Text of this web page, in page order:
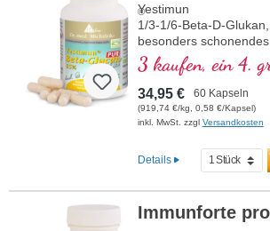
Yestimun
®
1/3-1/6-Beta-D-
besonders schonendes
Extraktionsverfahren
3 kaufen, ein 4.
34,95 € 60 Kapseln
(919,74 €/kg, 0,58 €/Kapsel)
inkl. MwSt. zzgl Versandkosten
Details
Immunforte